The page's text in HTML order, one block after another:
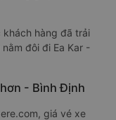
hàng đã trải
đôi đi Ea Kar -
- Bình Định
giá vé xe